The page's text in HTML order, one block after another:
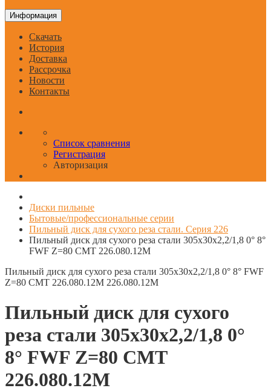
Информация
Скачать
История
Доставка
Рассрочка
Новости
Контакты
Список сравнения
Регистрация
Авторизация
Диски пильные
Бытовые/профессиональные серии
Пильный диск для сухого реза стали. Серия 226
Пильный диск для сухого реза стали 305x30x2,2/1,8 0° 8°
FWF Z=80 CMT 226.080.12M
Пильный диск для сухого реза стали 305x30x2,2/1,8 0° 8° FWF
Z=80 CMT 226.080.12M 226.080.12M
Пильный диск для сухого
реза стали 305x30x2,2/1,8 0°
8° FWF Z=80 CMT
226.080.12M